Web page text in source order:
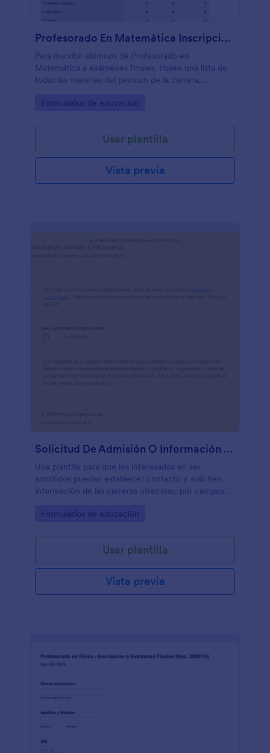
Profesorado En Matemática Inscripción A Exámenes Finales
Para inscribir alumnos de Profesorado en
Matemática a exámenes finales. Posee una lista de
todas las materias del pensum de la carrera,
personal administrativo.
Go to Category:
Formularios de educación
Usar plantilla
Vista previa
Solicitud De Admisión O Información Universitaria
Una plantilla para que los interesados en ser
admitidos puedan establecer contacto y soliciten
información de las carreras ofrecidas, por campus o
Go to Category:
Formularios de educación
Usar plantilla
Vista previa